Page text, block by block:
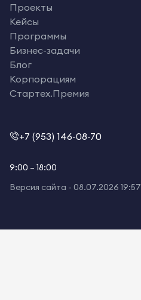
Проекты
Кейсы
Программы
Бизнес-задачи
Блог
Корпорациям
Стартех.Премия
+7 (953) 146-08-70
9:00 – 18:00
Версия сайта - 08.07.2026 19:57